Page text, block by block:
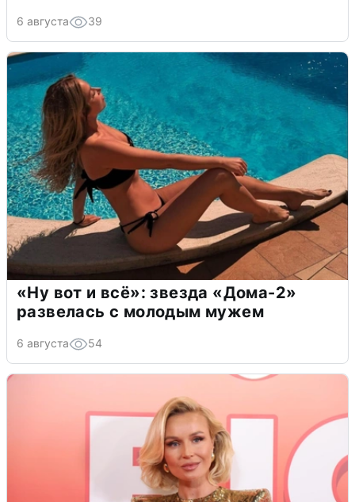
6 августа 39
«Ну вот и всё»: звезда «Дома-2»
развелась с молодым мужем
6 августа 54